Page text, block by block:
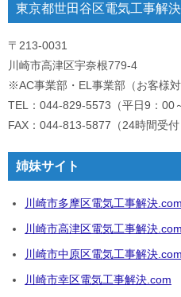
東京都世田谷区電気工事解
〒213-0031
川崎市高津区宇奈根779-4
※AC事業部・EL事業部（お客様対
TEL：044-829-5573（平日9：00
FAX：044-813-5877（24時間受付
姉妹サイト
川崎市多摩区電気工事解決.com
川崎市高津区電気工事解決.com
川崎市中原区電気工事解決.com
川崎市幸区電気工事解決.com